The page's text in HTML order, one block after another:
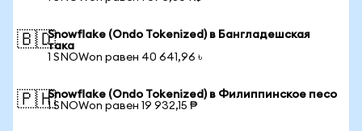
🇧🇩Snowflake (Ondo Tokenized) в Бангладешская
така
1 SNOWon равен 40 641,96 ৳
🇵🇭Snowflake (Ondo Tokenized) в Филиппинское песо
1 SNOWon равен 19 932,15 ₱